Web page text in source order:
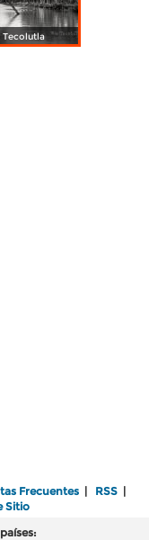
Tecolutla
Frecuentes | RSS |
Sitio